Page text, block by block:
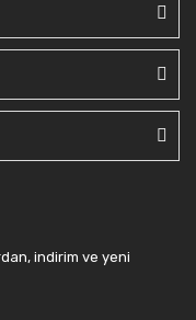
indirim ve yeni